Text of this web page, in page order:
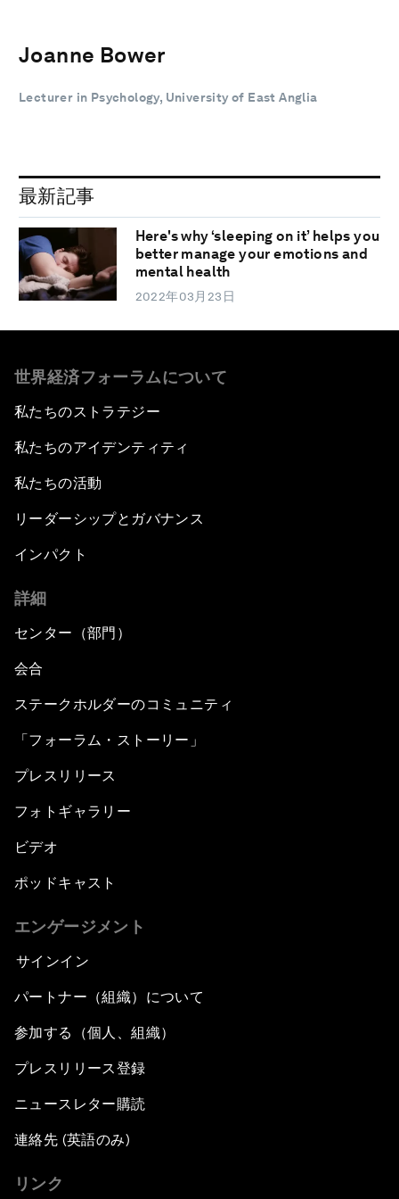
Joanne Bower
Lecturer in Psychology, University of East Anglia
最新記事
Here's why ‘sleeping on it’ helps you
better manage your emotions and
mental health
2022年03月23日
世界経済フォーラムについて
私たちのストラテジー
私たちのアイデンティティ
私たちの活動
リーダーシップとガバナンス
インパクト
詳細
センター（部門）
会合
ステークホルダーのコミュニティ
「フォーラム・ストーリー」
プレスリリース
フォトギャラリー
ビデオ
ポッドキャスト
エンゲージメント
サインイン
パートナー（組織）について
参加する（個人、組織）
プレスリリース登録
ニュースレター購読
連絡先 (英語のみ)
リンク